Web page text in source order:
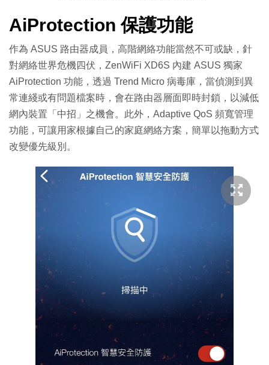
AiProtection 保護功能
作為 ASUS 路由器成員，高階網絡功能當然不可或缺，針
對網絡世界危機四伏，ZenWiFi XD6S 內建 ASUS 獨家
AiProtection 功能，透過 Trend Micro 病毒庫，當偵測到異
常連綫或有問題檔案時，會在路由器層面即時封鎖，以減低
網內裝置「中招」之機會。此外，Adaptive QoS 頻寬管理
功能，可讓用家根據自己的家庭網絡方案，簡單以拖動方式
改變優先級別。